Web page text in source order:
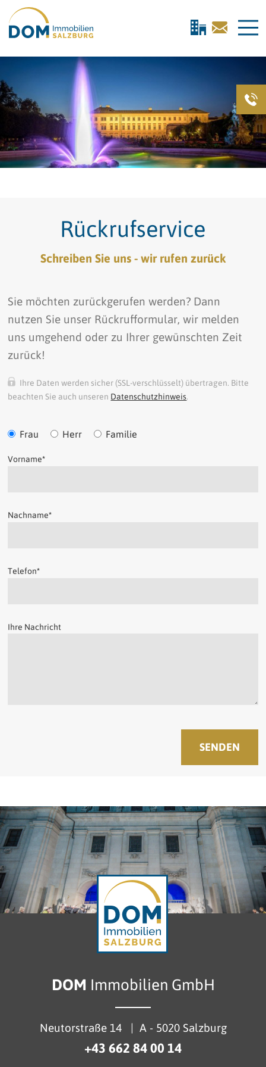
Rückrufservice
Schreiben Sie uns - wir rufen zurück
Sie möchten zurückgerufen werden? Dann
nutzen Sie unser Rückrufformular, wir melden
uns umgehend oder zu Ihrer gewünschten Zeit
zurück!
Ihre Daten werden sicher (SSL-verschlüsselt) übertragen. Bitte
beachten Sie auch unseren Datenschutzhinweis.
Frau Herr Familie
Vorname*
Nachname*
Telefon*
Ihre Nachricht
SENDEN
DOM Immobilien GmbH
Neutorstraße 14 | A - 5020 Salzburg
+43 662 84 00 14